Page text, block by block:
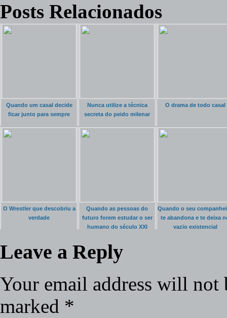
Posts Relacionados
Quando um casal decide
ficar junto para sempre
Nunca utilize a técnica
secreta do peido milenar
O drama de todo casal
O Wrestler que descobriu a
verdade
Quando as pessoas do
futuro forem estudar o ser
humano do século XXI
Quando o seu
te abandona e te deixa
vazio existencial
Leave a Reply
Your email address will not
marked *